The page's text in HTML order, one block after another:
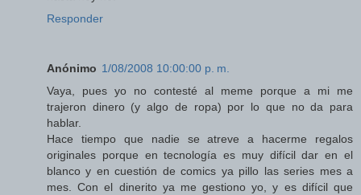
Responder
Anónimo 1/08/2008 10:00:00 p. m.
Vaya, pues yo no contesté al meme porque a mi me
trajeron dinero (y algo de ropa) por lo que no da para
hablar.
Hace tiempo que nadie se atreve a hacerme regalos
originales porque en tecnología es muy difícil dar en el
blanco y en cuestión de comics ya pillo las series mes a
mes. Con el dinerito ya me gestiono yo, y es difícil que